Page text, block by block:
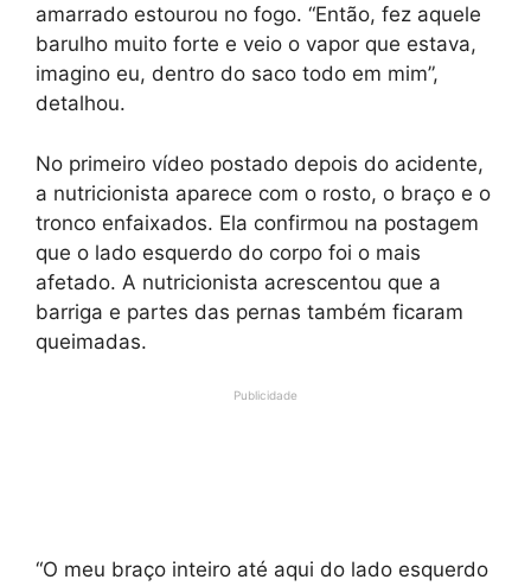
amarrado estourou no fogo. “Então, fez aquele
barulho muito forte e veio o vapor que estava,
imagino eu, dentro do saco todo em mim”,
detalhou.
No primeiro vídeo postado depois do acidente,
a nutricionista aparece com o rosto, o braço e o
tronco enfaixados. Ela confirmou na postagem
que o lado esquerdo do corpo foi o mais
afetado. A nutricionista acrescentou que a
barriga e partes das pernas também ficaram
queimadas.
Publicidade
“O meu braço inteiro até aqui do lado esquerdo